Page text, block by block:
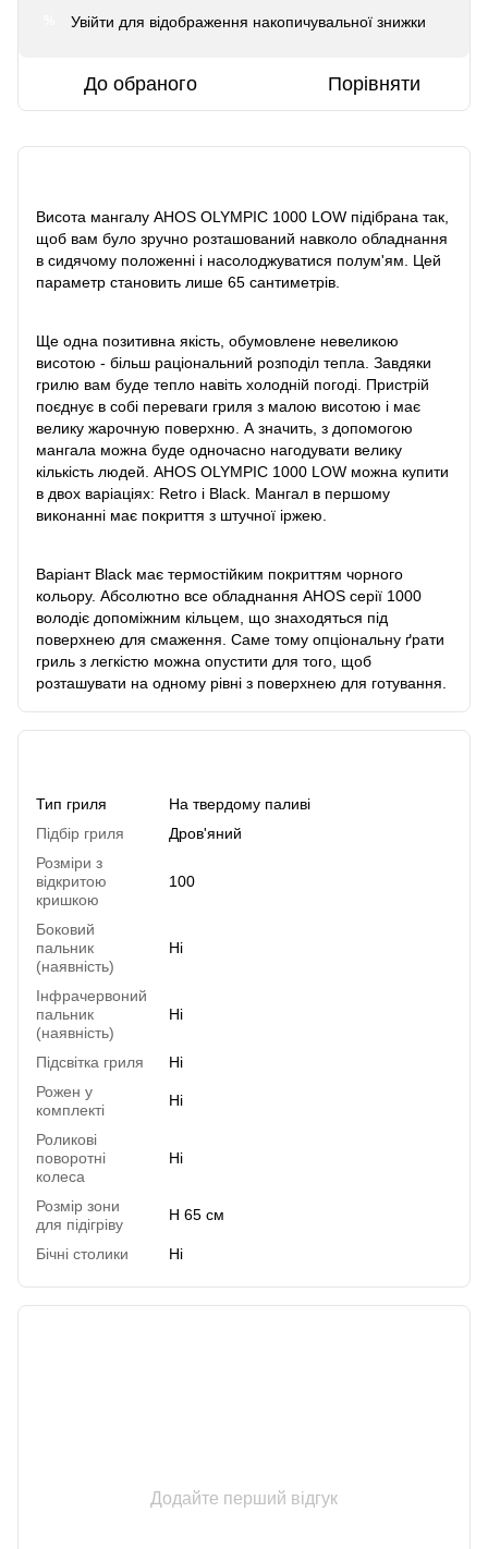
Увійти для відображення накопичувальної знижки
До обраного Порівняти
Висота мангалу AHOS OLYMPIC 1000 LOW підібрана так,
щоб вам було зручно розташований навколо обладнання
в сидячому положенні і насолоджуватися полум'ям. Цей
параметр становить лише 65 сантиметрів.
Ще одна позитивна якість, обумовлене невеликою
висотою - більш раціональний розподіл тепла. Завдяки
грилю вам буде тепло навіть холодній погоді. Пристрій
поєднує в собі переваги гриля з малою висотою і має
велику жарочную поверхню. А значить, з допомогою
мангала можна буде одночасно нагодувати велику
кількість людей. AHOS OLYMPIC 1000 LOW можна купити
в двох варіаціях: Retro і Black. Мангал в першому
виконанні має покриття з штучної іржею.
Варіант Black має термостійким покриттям чорного
кольору. Абсолютно все обладнання AHOS серії 1000
володіє допоміжним кільцем, що знаходяться під
поверхнею для смаження. Саме тому опціональну ґрати
гриль з легкістю можна опустити для того, щоб
розташувати на одному рівні з поверхнею для готування.
Тип гриля
На твердому паливі
Підбір гриля
Дров'яний
Розміри з
відкритою
кришкою
100
Боковий
пальник
(наявність)
Ні
Інфрачервоний
пальник
(наявність)
Ні
Підсвітка гриля
Ні
Рожен у
комплекті
Ні
Роликові
поворотні
колеса
Ні
Розмір зони
для підігріву
H 65 см
Бічні столики Ні
Додайте перший відгук